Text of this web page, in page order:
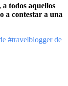
a todos aquellos
a contestar a una
#travelblogger de